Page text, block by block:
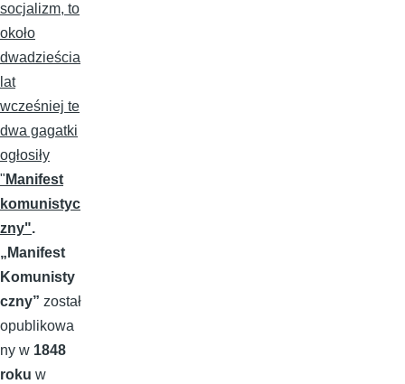
socjalizm, to
około
dwadzieścia
lat
wcześniej te
dwa gagatki
ogłosiły
" Manifest
komunistyc
zny".
„Manifest
Komunisty
czny” został
opublikowa
ny w 1848
roku w